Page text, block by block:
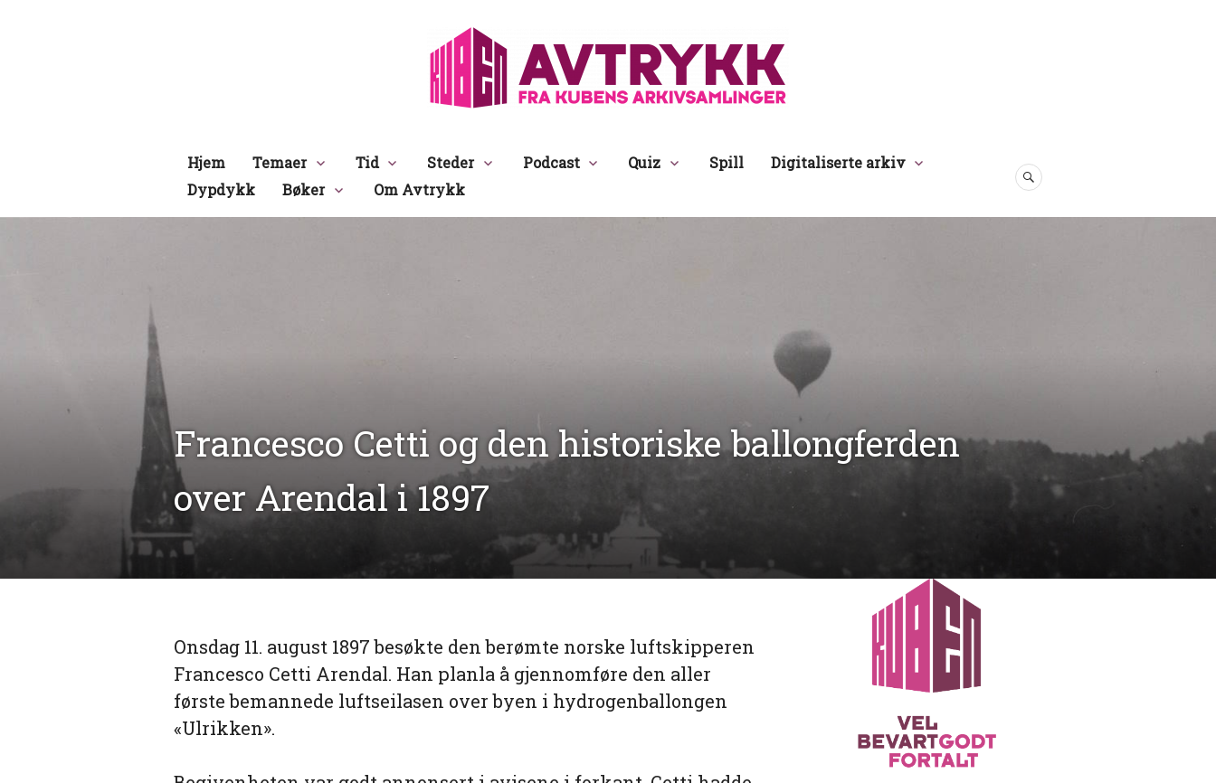
Avtrykk
Hjem Temaer Tid Steder Podcast Quiz Spill
Digitaliserte arkiv
Dypdykk
Bøker Om Avtrykk
SØK
Francesco Cetti og den historiske ballongferden
over Arendal i 1897
Onsdag 11. august 1897 besøkte den berømte norske luftskipperen
Francesco Cetti Arendal. Han planla å gjennomføre den aller
første bemannede luftseilasen over byen i hydrogenballongen
«Ulrikken».